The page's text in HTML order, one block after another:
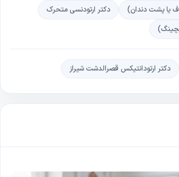
یا پشت دندان)
دکتر ارتودنسی متحرک
دکتر ارتودانتیکس قصرالدشت شیراز